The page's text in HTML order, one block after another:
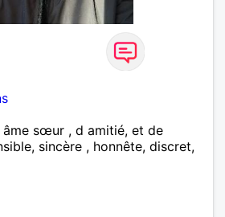
âme sœur , d amitié, et de
sincère , honnête, discret,